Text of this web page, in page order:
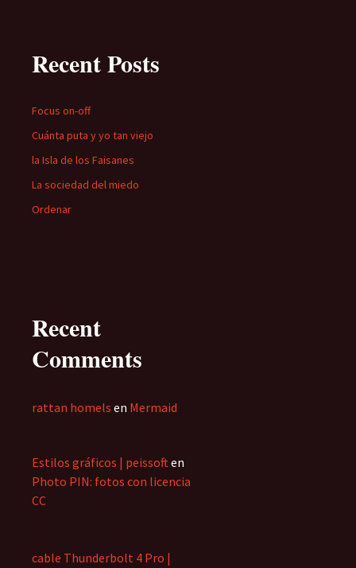
Recent Posts
Focus on-off
Cuánta puta y yo tan viejo
la Isla de los Faisanes
La sociedad del miedo
Ordenar
Recent
Comments
rattan homels en Mermaid
Estilos gráficos | peissoften
Photo PIN: fotos con licencia
CC
cable Thunderbolt 4 Pro |